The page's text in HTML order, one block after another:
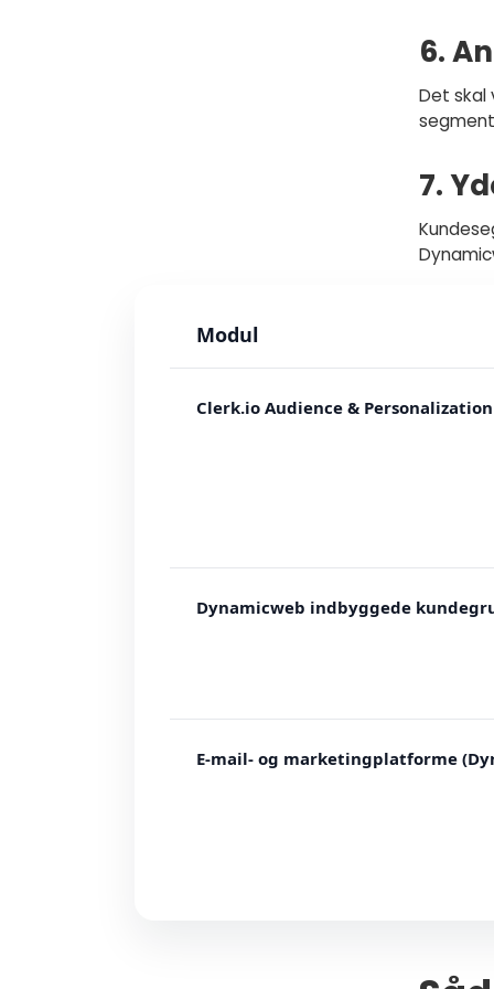
6.
Det
7.
Modul
Clerk.io Audience &
Dynamicweb indbyggede
E-mail- og marketingplatforme